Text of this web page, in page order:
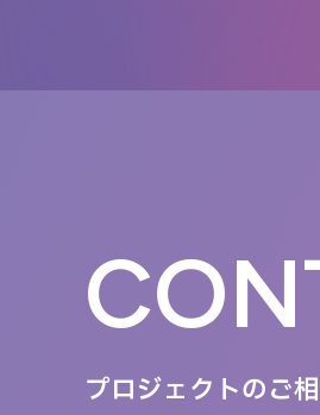
プロジェクトのご